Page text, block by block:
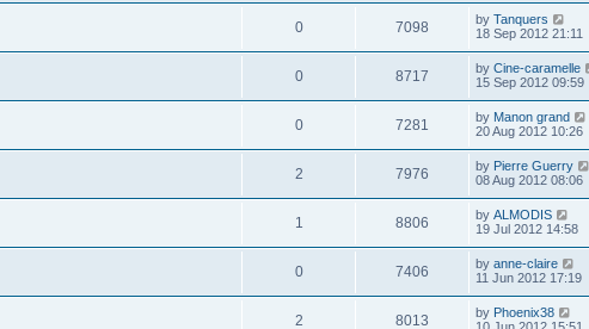
0 7098 by Tanquers
18 Sep 2012 21:11
0 8717 by Cine-caramelle
15 Sep 2012 09:59
0 7281 by Manon grand
20 Aug 2012 10:26
2 7976 by Pierre Guerry
08 Aug 2012 08:06
1 8806 by ALMODIS
19 Jul 2012 14:58
0 7406 by anne-claire
11 Jun 2012 17:19
2 8013 by Phoenix38
10 Jun 2012 15:51